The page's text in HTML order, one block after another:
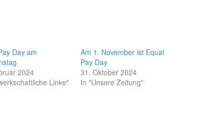
Day am
2024
Linke"
Am 1. November ist Equal
Pay Day
31. Oktober 2024
In "Unsere Zeitung"